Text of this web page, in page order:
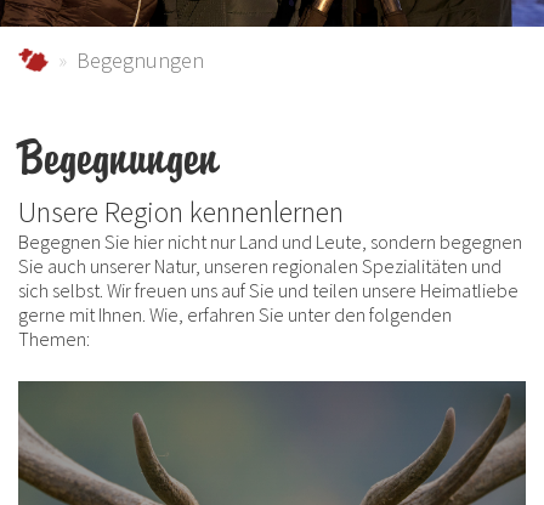
schmallenberger-sauerland.de
Begegnungen
Begegnungen
Unsere Region kennenlernen
Begegnen Sie hier nicht nur Land und Leute, sondern begegnen
Sie auch unserer Natur, unseren regionalen Spezialitäten und
sich selbst. Wir freuen uns auf Sie und teilen unsere Heimatliebe
gerne mit Ihnen. Wie, erfahren Sie unter den folgenden
Themen: